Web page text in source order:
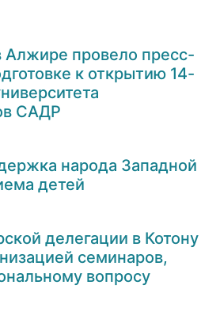
провело пресс-
к открытию 14-
САДР
народа Западной
детей
делегации в Котону
семинаров,
вопросу